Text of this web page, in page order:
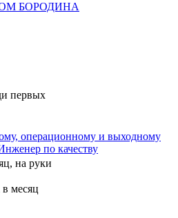
БОРОДИНА
первых
операционному и выходному
по качеству
на руки
месяц